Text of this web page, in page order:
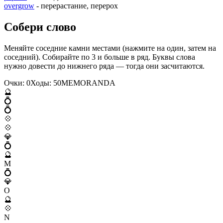
overgrow - перерастание, перерох
Собери слово
Меняйте соседние камни местами (нажмите на один, затем на
соседний). Собирайте по 3 и больше в ряд. Буквы слова
нужно довести до нижнего ряда — тогда они засчитаются.
Очки: 0Ходы: 50MEMORANDA
🔮
💍
💍
💠
💠
💎
💍
🔮
M
💍
💎
O
🔮
💠
N